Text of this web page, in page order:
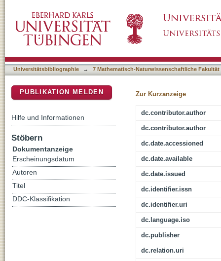
early crustal growth: A case study from the
Universitätsbibliographie → 7 Mathematisch-Naturwissenschaftliche Fakultät
Zur Kurzanzeige
dc.contributor.author
dc.contributor.author
dc.date.accessioned
dc.date.available
dc.date.issued
dc.identifier.issn
dc.identifier.uri
dc.language.iso
dc.publisher
dc.relation.uri
PUBLIKATION MELDEN
Hilfe und Informationen
Stöbern
Dokumentanzeige
Erscheinungsdatum
Autoren
Titel
DDC-Klassifikation